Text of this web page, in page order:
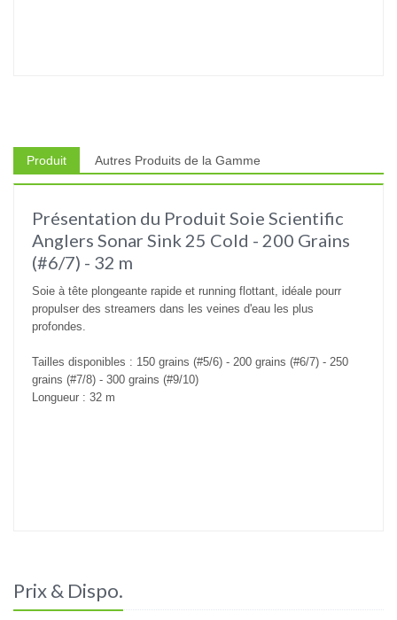
Produit Autres Produits de la Gamme
Présentation du Produit Soie Scientific
Anglers Sonar Sink 25 Cold - 200 Grains
(#6/7) - 32 m
Soie à tête plongeante rapide et running flottant, idéale pourr
propulser des streamers dans les veines d'eau les plus
profondes.
Tailles disponibles : 150 grains (#5/6) - 200 grains (#6/7) - 250
grains (#7/8) - 300 grains (#9/10)
Longueur : 32 m
Prix & Dispo.